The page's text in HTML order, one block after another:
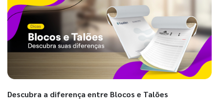
Descubra a diferença entre Blocos e Talões